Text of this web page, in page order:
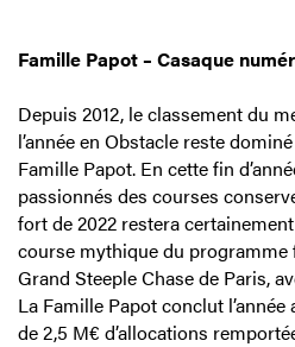
Famille Papot – Casaque
Depuis 2012, le classement du
l’année en Obstacle reste
Famille Papot. En cette fin
passionnés des courses
fort de 2022 restera
course mythique du programme
Grand Steeple Chase de Paris,
La Famille Papot conclut
de 2,5 M€ d’allocations